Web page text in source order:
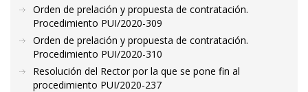
Orden de prelación y propuesta de contratación.
Procedimiento PUI/2020-309
Orden de prelación y propuesta de contratación.
Procedimiento PUI/2020-310
Resolución del Rector por la que se pone fin al
procedimiento PUI/2020-237